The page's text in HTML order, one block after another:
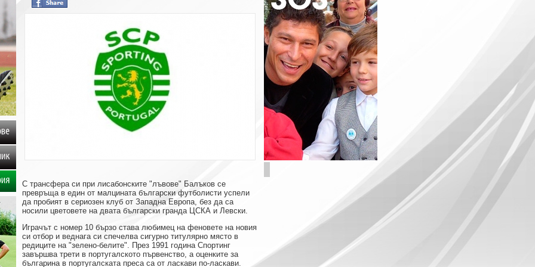
С трансфера си при лисабонските "лъвове" Балъков се
превръща в един от малцината български футболисти успели
да пробият в сериозен клуб от Западна Европа, без да са
носили цветовете на двата български гранда ЦСКА и Левски.
Играчът с номер 10 бързо става любимец на феновете на новия
си отбор и веднага си спечелва сигурно титулярно място в
редиците на "зелено-белите". През 1991 година Спортинг
завършва трети в португалското първенство, а оценките за
българина в португалската преса са от ласкави по-ласкави.